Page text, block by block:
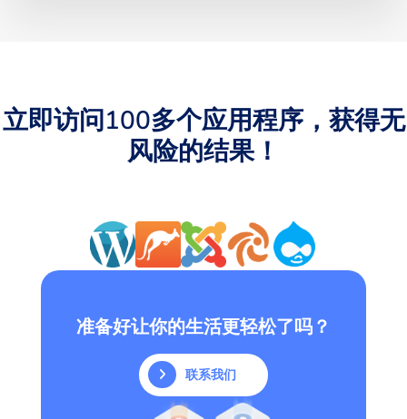
立即访问100多个应用程序，获得无
风险的结果！
准备好让你的生活更轻松了吗？
联系我们